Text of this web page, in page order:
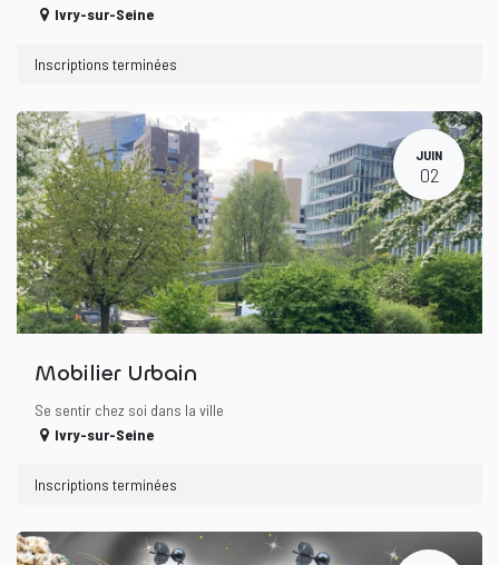
Ivry-sur-Seine
Inscriptions terminées
JUIN
02
Mobilier Urbain
Se sentir chez soi dans la ville
Ivry-sur-Seine
Inscriptions terminées